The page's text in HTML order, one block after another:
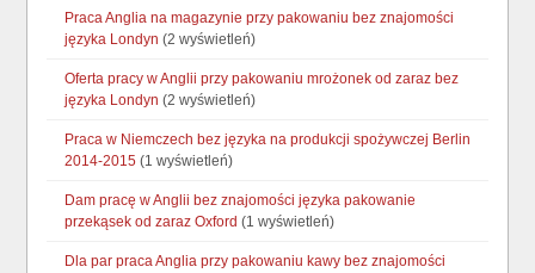
Praca Anglia na magazynie przy pakowaniu bez znajomości
języka Londyn (2 wyświetleń)
Oferta pracy w Anglii przy pakowaniu mrożonek od zaraz bez
języka Londyn (2 wyświetleń)
Praca w Niemczech bez języka na produkcji spożywczej Berlin
2014-2015 (1 wyświetleń)
Dam pracę w Anglii bez znajomości języka pakowanie
przekąsek od zaraz Oxford (1 wyświetleń)
Dla par praca Anglia przy pakowaniu kawy bez znajomości